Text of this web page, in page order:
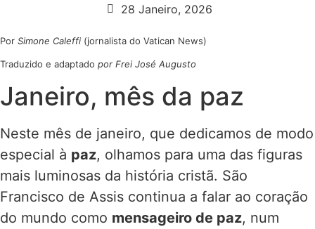
28 Janeiro, 2026
Por Simone Caleffi (jornalista do Vatican News)
Traduzido e adaptado por Frei José Augusto
Janeiro, mês da paz
Neste mês de janeiro, que dedicamos de modo
especial à paz, olhamos para uma das figuras
mais luminosas da história cristã. São
Francisco de Assis continua a falar ao coração
do mundo como mensageiro de paz, num